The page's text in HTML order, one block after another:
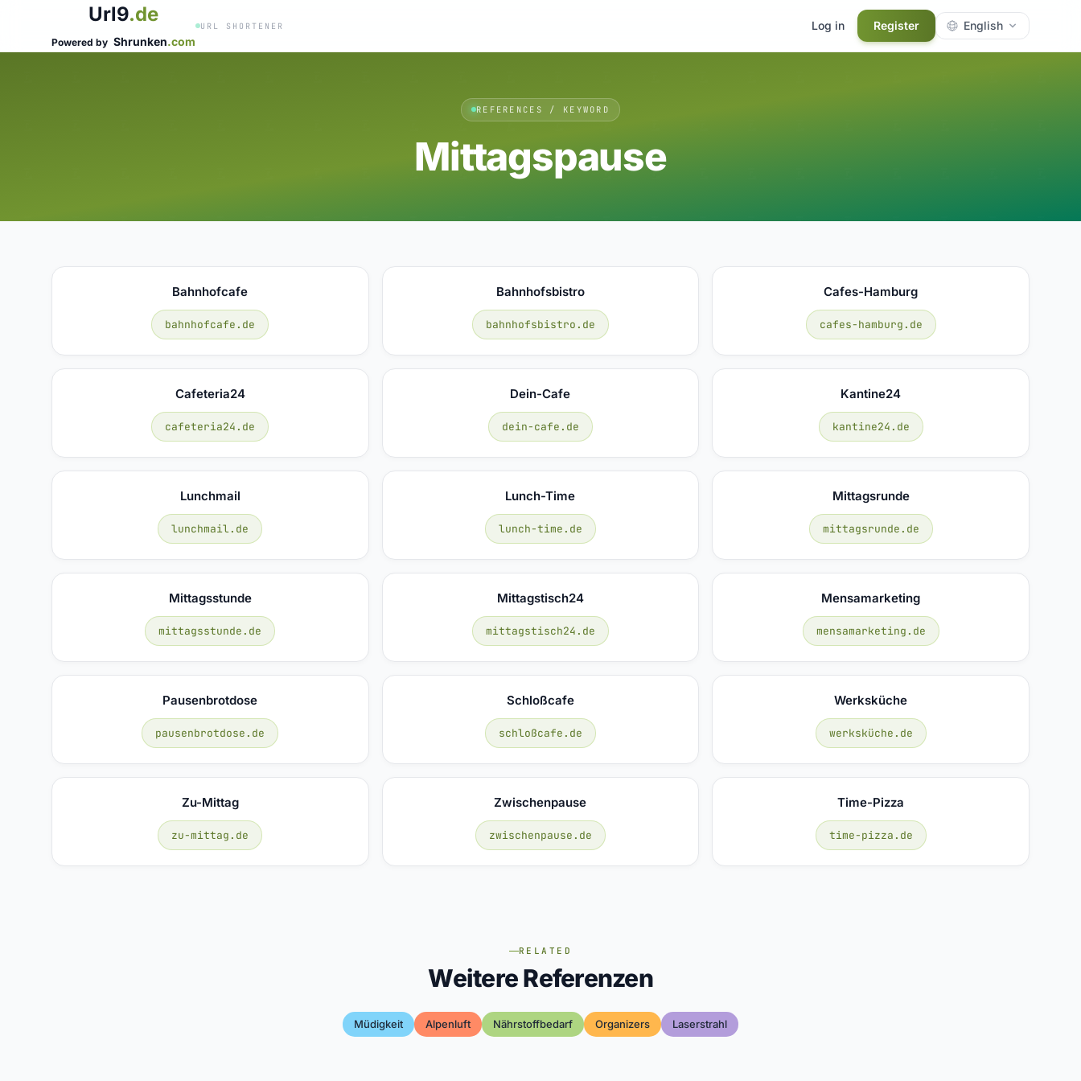
Url9.de
Powered by Shrunken.com
URL SHORTENER Log in Register English
REFERENCES / KEYWORD
Mittagspause
Bahnhofcafe
bahnhofcafe.de
Bahnhofsbistro
bahnhofsbistro.de
Cafes-Hamburg
cafes-hamburg.de
Cafeteria24
cafeteria24.de
Dein-Cafe
dein-cafe.de
Kantine24
kantine24.de
Lunchmail
lunchmail.de
Lunch-Time
lunch-time.de
Mittagsrunde
mittagsrunde.de
Mittagsstunde
mittagsstunde.de
Mittagstisch24
mittagstisch24.de
Mensamarketing
mensamarketing.de
Pausenbrotdose
pausenbrotdose.de
Schloßcafe
schloßcafe.de
Werksküche
werksküche.de
Zu-Mittag
zu-mittag.de
Zwischenpause
zwischenpause.de
Time-Pizza
time-pizza.de
RELATED
Weitere Referenzen
Müdigkeit Alpenluft Nährstoffbedarf Organizers Laserstrahl